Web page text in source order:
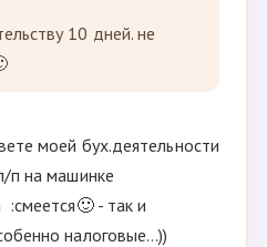
10 дней. не
моей бух.деятельности
п на машинке
:смеется🙂 - так и
налоговые...))